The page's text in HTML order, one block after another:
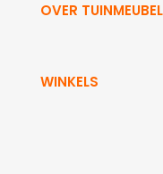
OVER
WINKELS